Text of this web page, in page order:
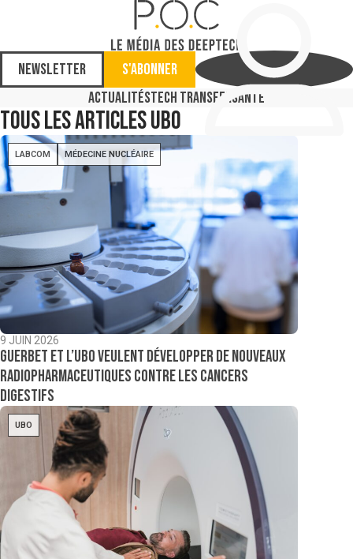
Newsletter
S'abonner
ActualitésTech TransferSanté
Tous les articlesUBO
LABCOM MÉDECINE NUCLÉAIRE
9 JUIN 2026
Guerbet et l’UBO veulent développer de nouveaux
radiopharmaceutiques contre les cancers
digestifs
UBO